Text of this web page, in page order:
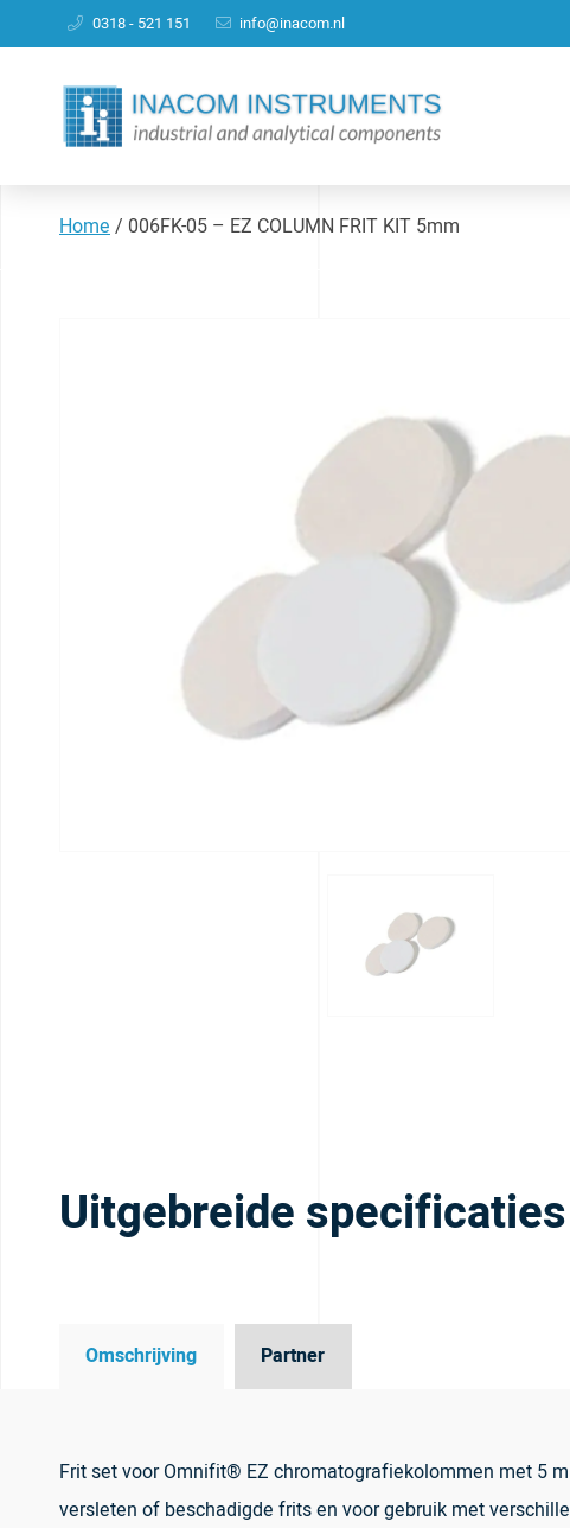
0318 - 521 151 info@inacom.nl
Home/ 006FK-05 – EZ COLUMN FRIT KIT 5mm
Uitgebreide specificaties
Omschrijving Partner
Frit set voor Omnifit® EZ chromatografiekolommen met 5
versleten of beschadigde frits en voor gebruik met